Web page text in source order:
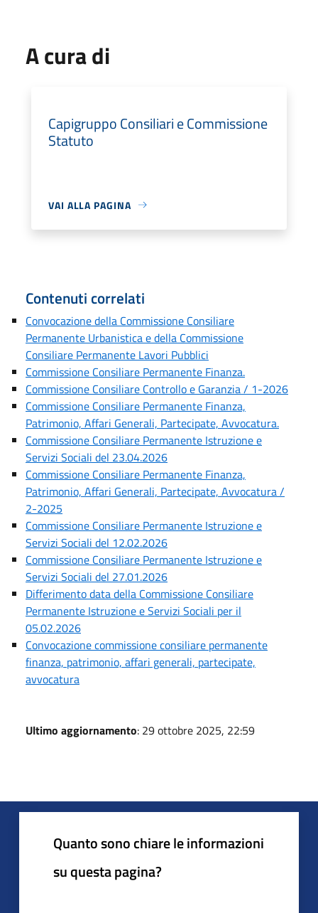
A cura di
Capigruppo Consiliari e Commissione
Statuto
VAI ALLA PAGINA
Contenuti correlati
Convocazione della Commissione Consiliare
Permanente Urbanistica e della Commissione
Consiliare Permanente Lavori Pubblici
Commissione Consiliare Permanente Finanza.
Commissione Consiliare Controllo e Garanzia / 1-2026
Commissione Consiliare Permanente Finanza,
Patrimonio, Affari Generali, Partecipate, Avvocatura.
Commissione Consiliare Permanente Istruzione e
Servizi Sociali del 23.04.2026
Commissione Consiliare Permanente Finanza,
Patrimonio, Affari Generali, Partecipate, Avvocatura /
2-2025
Commissione Consiliare Permanente Istruzione e
Servizi Sociali del 12.02.2026
Commissione Consiliare Permanente Istruzione e
Servizi Sociali del 27.01.2026
Differimento data della Commissione Consiliare
Permanente Istruzione e Servizi Sociali per il
05.02.2026
Convocazione commissione consiliare permanente
finanza, patrimonio, affari generali, partecipate,
avvocatura
Ultimo aggiornamento: 29 ottobre 2025, 22:59
Quanto sono chiare le informazioni
su questa pagina?